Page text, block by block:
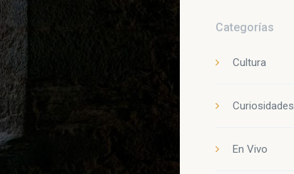
Categorías
Cultura
Curiosidades
En Vivo